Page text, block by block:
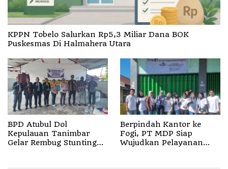
KPPN Tobelo Salurkan Rp5,3 Miliar Dana BOK
Puskesmas Di Halmahera Utara
BPD Atubul Dol
Kepulauan Tanimbar
Gelar Rembug Stunting
Berpindah Kantor ke
Fogi, PT MDP Siap
Wujudkan Pelayanan